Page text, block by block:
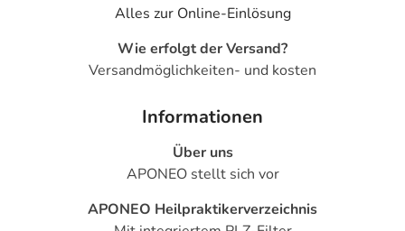
Alles zur Online-Einlösung
Wie erfolgt der Versand?
Versandmöglichkeiten- und kosten
Informationen
Über uns
APONEO stellt sich vor
APONEO Heilpraktikerverzeichnis